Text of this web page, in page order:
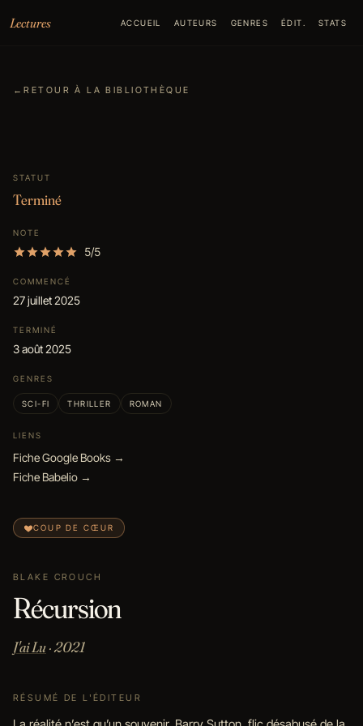
Lectures
ACCUEIL AUTEURS GENRES ÉDIT. STATS
←RETOUR À LA BIBLIOTHÈQUE
STATUT
Terminé
NOTE
5/5
COMMENCÉ
27 juillet 2025
TERMINÉ
3 août 2025
GENRES
SCI-FI THRILLER ROMAN
LIENS
Fiche Google Books →
Fiche Babelio →
COUP DE CŒUR
BLAKE CROUCH
Récursion
J'ai Lu· 2021
RÉSUMÉ DE L'ÉDITEUR